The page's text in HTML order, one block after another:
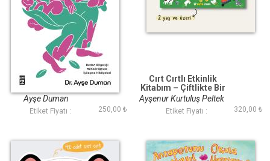
Koltuğumdaki
Ayşe Duman
Etiket Fiyatı : 250,00 ₺
Cırt Cırtlı Etkinlik
Kitabım – Çiftlikte Bir
Gün (2+ Yaş)
Ayşenur Kurtuluş Peltek
Etiket Fiyatı : 320,00 ₺